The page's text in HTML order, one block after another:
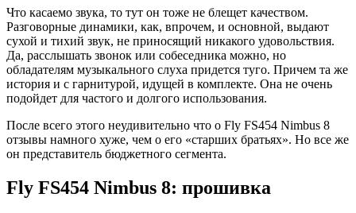
Что касаемо звука, то тут он тоже не блещет качеством.
Разговорные динамики, как, впрочем, и основной, выдают
сухой и тихий звук, не приносящий никакого удовольствия.
Да, расслышать звонок или собеседника можно, но
обладателям музыкального слуха придется туго. Причем та же
история и с гарнитурой, идущей в комплекте. Она не очень
подойдет для частого и долгого использования.
После всего этого неудивительно что о Fly FS454 Nimbus 8
отзывы намного хуже, чем о его «старших братьях». Но все же
он представитель бюджетного сегмента.
Fly FS454 Nimbus 8: прошивка